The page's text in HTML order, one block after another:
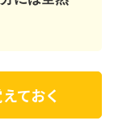
ておく